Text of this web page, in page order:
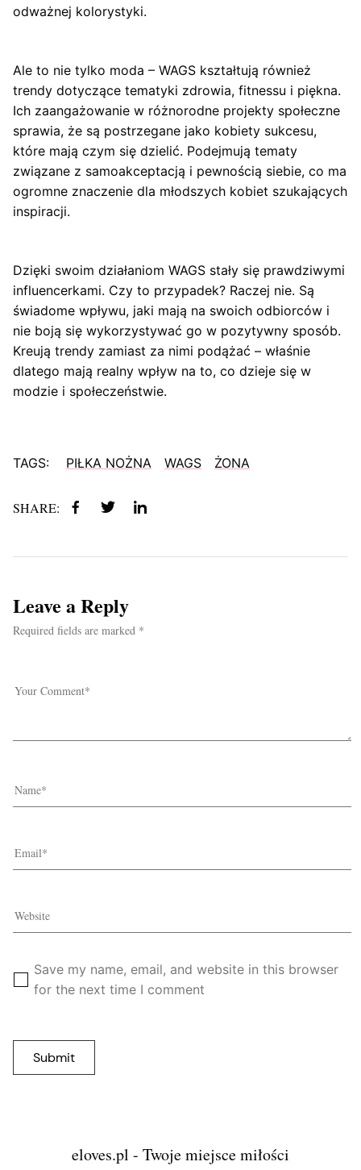
odważnej kolorystyki.
Ale to nie tylko moda – WAGS kształtują również
trendy dotyczące tematyki zdrowia, fitnessu i piękna.
Ich zaangażowanie w różnorodne projekty społeczne
sprawia, że są postrzegane jako kobiety sukcesu,
które mają czym się dzielić. Podejmują tematy
związane z samoakceptacją i pewnością siebie, co ma
ogromne znaczenie dla młodszych kobiet szukających
inspiracji.
Dzięki swoim działaniom WAGS stały się prawdziwymi
influencerkami. Czy to przypadek? Raczej nie. Są
świadome wpływu, jaki mają na swoich odbiorców i
nie boją się wykorzystywać go w pozytywny sposób.
Kreują trendy zamiast za nimi podążać – właśnie
dlatego mają realny wpływ na to, co dzieje się w
modzie i społeczeństwie.
TAGS: PIŁKA NOŻNA WAGS ŻONA
SHARE:
Leave a Reply
Required fields are marked *
Save my name, email, and website in this browser
for the next time I comment
eloves.pl - Twoje miejsce miłości